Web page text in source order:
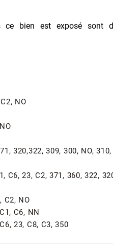
ce bien est exposé sont
NO
320,322, 309, 300, NO, 310,
23, C2, 371, 360, 322,
C2, NO
C6, NN
23, C8, C3, 350